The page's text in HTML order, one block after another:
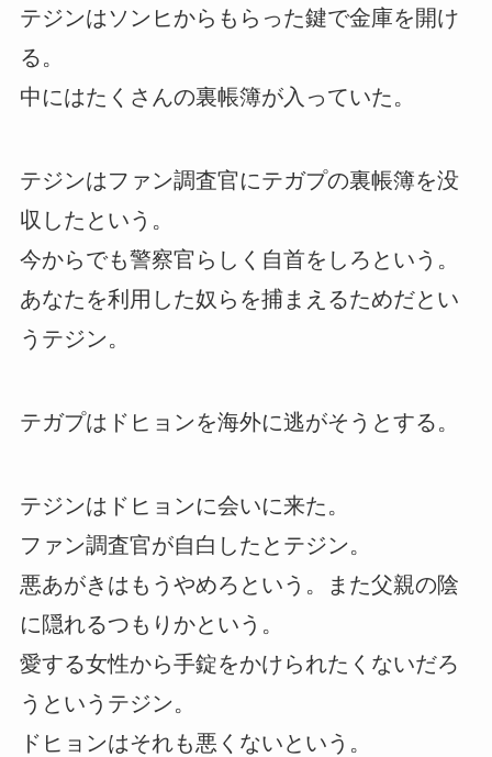
テジンはソンヒからもらった鍵で金庫を開け
る。
中にはたくさんの裏帳簿が入っていた。
テジンはファン調査官にテガプの裏帳簿を没
収したという。
今からでも警察官らしく自首をしろという。
あなたを利用した奴らを捕まえるためだとい
うテジン。
テガプはドヒョンを海外に逃がそうとする。
テジンはドヒョンに会いに来た。
ファン調査官が自白したとテジン。
悪あがきはもうやめろという。また父親の陰
に隠れるつもりかという。
愛する女性から手錠をかけられたくないだろ
うというテジン。
ドヒョンはそれも悪くないという。